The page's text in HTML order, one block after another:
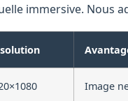
immersive. Nous
Image